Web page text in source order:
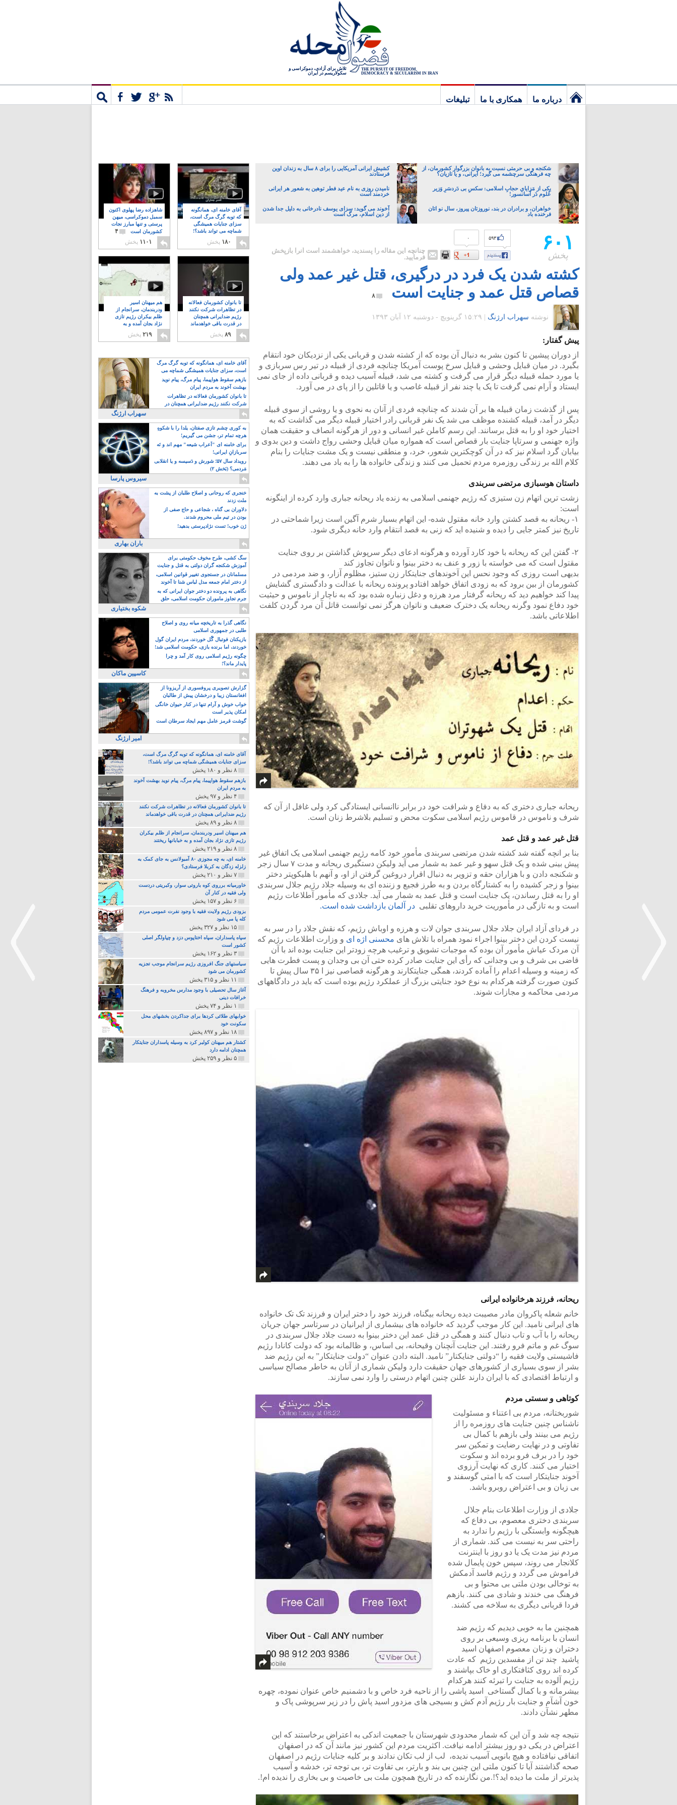
THE PURSUIT OF FREEDOM,
DEMOCRACY & SECULARISM IN IRAN
تلاش برای آزادی، دموکراسی و
سکولاریسم در ایران
درباره ما همکاری با ما
تبلیغات
شکنجه و بی حرمتی نسبت به بانوان بزرگوار کشورمان، از
چه فرهنگی سرچشمه می گیرد؛ ایرانی، و یا تازیان؟
کشیش ایرانی آمریکایی را برای ۸ سال به زندان اوین
فرستادند
یکی از مَزایایِ حجابِ اسلامی: سکسِ بی دَردسَرِ وَزیر
عُلوم دَر آسانسور!
نامیدن روزی به نام عید فطر توهین به شعور هر ایرانی
خردمند است
خواهران، و برادران در بند، نوروزتان پیروز، سال نو اتان
فرخنده باد
آخوند می گوید: سزای یوسف نادرخانی به دلیل جدا شدن
از دین اسلام، مرگ است
۶۰۱
پخش
۰ ۵۹۳
چنانچه این مقاله را پسندید، خواهشمند است آنرا بازپخش
فرمایید.
کشته شدن یک فرد در درگیری، قتل غیر عمد ولی
قصاص قتل عمد و جنایت است
۸
نوشته سهراب ارژنگ ۱۵:۲۹ گرينويچ - دوشنبه ۱۲ آبان ۱۳۹۳
پیش گفتار:
از دوران پیشین تا کنون بشر به دنبال آن بوده که از کشته شدن و قربانی یکی از نزدیکان خود انتقام
بگیرد. در میان قبایل وحشی و قبایل سرخ پوست آمریکا چنانچه فردی از قبیله در تیر رس سربازی و
یا مورد حمله قبیله دیگر قرار می گرفت و کشته می شد، قبیله آسیب دیده و قربانی داده از جای نمی
ایستاد و آرام نمی گرفت تا یک یا چند نفر از قبیله غاصب و یا قاتلین را از پای در می آورد.
پس از گذشت زمان قبیله ها بر آن شدند که چنانچه فردی از آنان به نحوی و یا روشی از سوی قبیله
دیگر در آمد، قبیله کشنده موظف می شد یک نفر قربانی رادر اختیار قبیله دیگر می گذاشت که به
اختیار خود او را به قتل برسانند. این رسم کاملن غیر انسانی و دور از هرگونه انصاف و حقیقت همان
واژه جهنمی و سرتاپا جنایت بار قصاص است که همواره میان قبایل وحشی رواج داشت و دین بدوی و
بیابان گرد اسلام نیز که در آن کوچکترین شعور، خرد، و منطقی نیست و یک مشت جنایات را بنام
کلام الله بر زندگی روزمره مردم تحمیل می کنند و زندگی خانواده ها را به باد می دهند.
داستان هوسبازی مرتضی سربندی
زشت ترین اتهام زن ستیزی که رژیم جهنمی اسلامی به زنده یاد ریحانه جباری وارد کرده از اینگونه
است:
۱- ریحانه به قصد کشتن وارد خانه مقتول شده- این اتهام بسیار شرم آگین است زیرا شماحتی در
تاریخ نیز کمتر جایی را دیده و شنیده اید که زنی به قصد انتقام وارد خانه دیگری شود.
۲- گفتن این که ریحانه با خود کارد آورده و هرگونه ادعای دیگر سرپوش گذاشتن بر روی جنایت
مقتول است که می خواسته با زور و عنف به دختر بینوا و ناتوان تجاوز کند
بدیهی است روزی که وجود نحس این آخوندهای جنایتکار زن ستیز، مظلوم آزار، و ضد مردمی در
کشورمان از بین برود که به زودی اتفاق خواهد افتادو پرونده ریحانه با عدالت و دادگستری گشایش
پیدا کند خواهیم دید که ریحانه گرفتار مرد هرزه و دغل زنباره شده بود که به ناچار از ناموس و حیثیت
خود دفاع نمود وگرنه ریحانه یک دخترک ضعیف و ناتوان هرگز نمی توانست قاتل آن مرد گردن کلفت
اطلاعاتی باشد.
ریحانه جباری دختری که به دفاع و شرافت خود در برابر ناانسانی ایستادگی کرد ولی غافل از آن که
شرف و ناموس در قاموس رژیم اسلامی سکوت محض و تسلیم بلاشرط زنان است.
قتل غیر عمد و قتل عمد
بنا بر انچه گفته شد کشته شدن مرتضی سربندی مأمور خود کامه رژیم جهنمی اسلامی یک اتفاق غیر
پیش بینی شده و یک قتل سهو و غیر عمد به شمار می آید ولیکن دستگیری ریحانه و مدت ۷ سال زجر
و شکنجه دادن و با هزاران حقه و تزویر به دنبال اقرار دروغین گرفتن از او، و آنهم با هلیکوپتر دختر
بینوا و زجر کشیده را به کشتارگاه بردن و به طرز فجیع و زننده ای به وسیله جلاد رژیم جلال سربندی
او را به قتل رساندن، یک جنایت است و قتل عمد به شمار می آید. جلادی که مأمور آطلاعات رژیم
است و به تازگی در مأموریت خرید داروهای تقلبی در آلمان بازداشت شده است.
در فردای آزاد ایران جلاد جلال سربندی جوان لات و هرزه و اوباش رژیم، که نقش جلاد را در سر به
نیست کردن این دختر بینوا اجراء نمود همراه با تلاش های محسنی اژه ای و وزارت اطلاعات رژیم که
آن مردک عیاش مأمور آن بوده که موجبات تشویق و ترغیب هرچه زودتر این جنایت بوده اند با آن
قاضی بی شرف و بی وجدانی که رأی این جنایت صادر کرده حتی آن بی وجدان و پست فطرت هایی
که زمینه و وسیله اعدام را آماده کردند، همگی جنایتکارند و هرگونه قصاصی نیز ا ۳۵ سال پیش تا
کنون صورت گرفته هرکدام به نوع خود جنایتی بزرگ از عملکرد رژیم بوده است که باید در دادگاههای
مردمی محاکمه و مجازات شوند.
ریحانه، فرزند هرخانواده ایرانی
خانم شعله پاکروان مادر مصیبت دیده ریحانه بیگناه، فرزند خود را دختر ایران و فرزند تک تک خانواده
های ایرانی نامید. این کار موجب گردید که خانواده های بیشماری از ایرانیان در سرتاسر جهان جریان
ریحانه را با آب و تاب دنبال کنند و همگی در قتل عمد این دختر بینوا به دست جلاد جلال سربندی در
سوگ غم و ماتم فرو رفتند. این جنایت آنچنان وقیحانه، بی اساس، و ظالمانه بود که دولت کانادا رژیم
فاشیستی ولایت فقیه را “دولتی جنایکتار” نامید. البته دادن عنوان “دولت جنایتکار” به این رژیم ضد
بشر از سوی بسیاری از کشورهای جهان حقیقت دارد ولیکن شماری از آنان به خاطر مصالح سیاسی
و ارتباط اقتصادی که با ایران دارند علنن چنین اتهام درستی را وارد نمی سازند.
کوتاهی و سستی مردم
شوربختانه، مردم بی اعتناء و مسئولیت
ناشناس چنین جنایت های روزمره را از
رژیم می بینند ولی بازهم با کمال بی
تفاوتی و در نهایت رضایت و تمکین سر
خود را در برف فرو برده اند و سکوت
اختیار می کنند. کاری که نهایت آرزوی
آخوند جنایتکار است که با امتی گوسفند و
بی زبان و بی اعتراض روبرو باشد.
جلادی از وزارت اطلاعات بنام جلال
سربندی دختری معصوم، بی دفاع که
هیچگونه وابستگی با رژیم را ندارد به
راحتی سر به نیست می کند. شماری از
مردم نیز مدت یک یا دو روز با اینترنت
کلانجار می روند، سپس خون پایمال شده
فراموش می گردد و رژیم فاسد آدمکش
به توخالی بودن ملتی بی محتوا و بی
فرهنگ می خندند و شادی می کنند. بازهم
فردا قربانی دیگری به سلاخه می کشند.
همچنین ما به خوبی دیدیم که رژیم ضد
انسان با برنامه ریزی وسیعی بر روی
دختران و زنان معصوم اصفهان اسید
پاشید چند تن از مفسدین رژیم که عادت
کرده اند روی کثافتکاری او خاک بپاشند و
رژیم آلوده به جنایت را تبرئه کنند هرکدام
بیشرمانه و با کمال گستاخی اسید پاشی را از ناحیه فرد خاص و با دشمنیم خاص عنوان نموده، چهره
خون آشآم و جنایت بار رژیم آدم کش و بسیجی های مزدور اسید پاش را در زیر سرپوشی پاک و
مطهر نشآن دادند.
نتیجه چه شد و آن این که شمار محدودی شهرستان با جمعیت اندکی به اعتراض برخاستند که این
اعتراض در یکی دو روز بیشتر ادامه نیافت. اکثریت مردم این کشور نیز مانند آن که در اصفهان
اتفاقی نیافتاده و هیچ بانویی آسیب ندیده، لب از لب تکان ندادند و بر کلیه جنایات رژیم در اصفهان
صحه گذاشتند آیا تا کنون ملتی این چنین بی بند و بارتر، بی تفاوت تر، بی توجه تر، خدشه و آسیب
پذیرتر از ملت ما دیده اید؟!.من نگارنده که در تاریخ همچون ملت بی خاصیت و بی بخاری را ندیده ام!.
شاهزاده رضا پهلوی اکنون
سمبل دموکراسی، میهن
پرستی و تنها مبارز نجات
کشورمان است
۴
۱۱۰۱ پخش
آقای خامنه ای، همانگونه
که توبه گرگ مرگ است،
سزای جنایات همیشگی
شماچه می تواند باشد؟!
۸
۱۸۰ پخش
هم میهنان اسیر
ودربندمان، سرانجام از
ظلم بیکران رژیم تازی
نژاد بجان آمده و به
۲۱۹ پخش
تا بانوان کشورمان فعالانه
در تظاهرات شرکت نکنند
رژیم ضدایرانی همچنان
در قدرت باقی خواهدماند
۸
۸۹ پخش
آقای خامنه ای، همانگونه که توبه گرگ مرگ
است، سزای جنایات همیشگی شماچه می
تواند باشد؟!
بازهم سقوط هواپیما، پیام مرگ، پیام نوید
بهشت آخوند به مردم ایران
تا بانوان کشورمان فعالانه در تظاهرات
شرکت نکنند رژیم ضدایرانی همچنان در
قدرت باقی خواهدماند
سهراب ارژنگ
به کوری چشم تازی صفتان، یلدا را با شکوهِ
هرچه تمام تر، جشن می گیریم!
برای خامنه ای "اَعراب شیعه" مهم اند و نَه
سربازانِ ایرانی!
رویداد سال ۵۷؛ شورش و دَسیسه و یا انقلابی
مَردمی؟ (بَخش ۲)
سیروس پارسا
خنجری که روحانی و اصلاح طلبان از پشت به
ملت زدند
دلاوران بی گناه ، شجاعی و حاج صفی از
بودن در تیم ملی محروم شدند.
ژن خوب! تست نژادپرستی بدهید!
باران بهاری
سگ کشی، طرح مخوف حکومتی برای
آموزش شکنجه گران دولتی به قتل و جنایت
بیشتر
مسلمانان در جستجوی تغییر قوانین اسلامی،
از دختر امام جمعه مدل لباس شنا تا آخوند
مسلمان همجنسگرا!
نگاهی به پرونده دو دختر جوان ایرانی که به
جرم تجاوز ماموران حکومت اسلامی، حلق
آویز شدند!
شکوه بختیاری
نگاهی گذرا به تاریخچه میانه روی و اصلاح
طلبی در جمهوری اسلامی
بازیکنان فوتبال گًل خوردند، مردم ایران گول
خوردند، اما برنده بازی، حکومت اسلامی شد!
چگونه رژیم اسلامی روی کار آمد و چرا
پایدار ماند؟!
کاسپین ماکان
گزارش تصویری پروفسوری از آریزونا از
افغانستان زیبا و درخشان پیش از طالبان
خواب خوش و آرام تنها در کنار حیوان خانگی
امکان پذیر است
گوشت قرمز عامل مهم ایجاد سرطان است
امیر ارژنگ
آقای خامنه ای، همانگونه که توبه گرگ مرگ است،
سزای جنایات همیشگی شماچه می تواند باشد؟!
۸ نظر و ۱۸۰ پخش
بازهم سقوط هواپیما، پیام مرگ، پیام نوید بهشت آخوند
به مردم ایران
۴ نظر و ۹۷ پخش
تا بانوان کشورمان فعالانه در تظاهرات شرکت نکنند
رژیم ضدایرانی همچنان در قدرت باقی خواهدماند
۸ نظر و ۸۹ پخش
هم میهنان اسیر ودربندمان، سرانجام از ظلم بیکران
رژیم تازی نژاد بجان آمده و به خبابانها ریختند
۸ نظر و ۲۱۹ پخش
خامنه ای، به چه مجوزی ۸۰ آمبولانس به جای کمک به
زلزله زدگان به کربلا فرستادی؟
۷ نظر و ۲۱۰ پخش
خاورمیانه برروی کوه باروتی سوار، وکبریتی دردست
ولی فقیه در کنار آن
۶ نظر و ۱۵۷ پخش
بزودی رژیم ولایت فقیه با وجود نفرت عمومی مردم
کله پا می شود
۱۵ نظر و ۳۲۷ پخش
سپاه پاسداران، سپاه اختاپوس دزد و چپاولگر اصلی
کشور است
۳ نظر و ۱۶۲ پخش
سیاستهای جنگ افروزی رژیم سرانجام موجب تجزیه
کشورمان می شود
۱۱ نظر و ۳۱۵ پخش
آغاز سال تحصیلی با وجود مدارس مخروبه و فرهنگ
خرافات دینی
۱ نظر و ۷۴ پخش
خوابهای طلائی کردها برای جداکردن بخشهای محل
سکونت خود
۱۸ نظر و ۸۹۷ پخش
کشتار هم میهنان کولبر کرد به وسیله پاسداران جنایتکار
همچنان ادامه دارد
۵ نظر و ۲۵۹ پخش